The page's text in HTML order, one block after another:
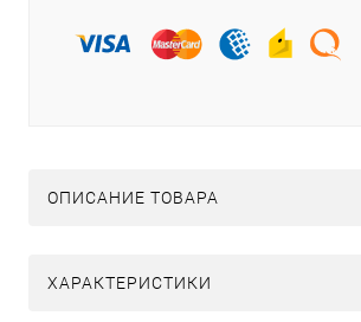
ОПИСАНИЕ ТОВАРА
ХАРАКТЕРИСТИКИ